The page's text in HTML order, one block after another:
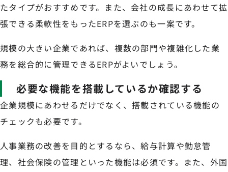
たタイプがおすすめです。また、会社の成長にあわせて拡
張できる柔軟性をもったERPを選ぶのも一案です。
規模の大きい企業であれば、複数の部門や複雑化した業
務を総合的に管理できるERPがよいでしょう。
必要な機能を搭載しているか確認する
企業規模にあわせるだけでなく、搭載されている機能の
チェックも必要です。
人事業務の改善を目的とするなら、給与計算や勤怠管
理、社会保険の管理といった機能は必須です。また、外国